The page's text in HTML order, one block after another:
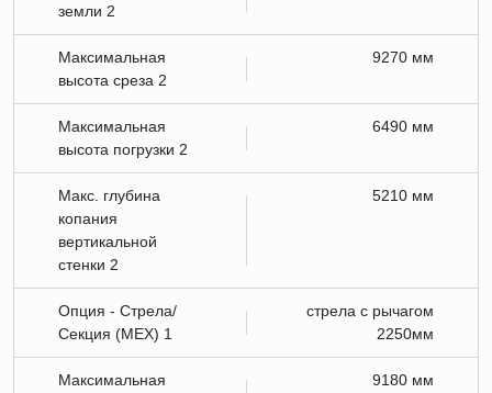
земли 2
Максимальная
высота среза 2
9270 мм
Максимальная
высота погрузки 2
6490 мм
Макс. глубина
копания
вертикальной
стенки 2
5210 мм
Опция - Стрела/
Секция (МЕХ) 1
стрела с рычагом
2250мм
Максимальная
9180 мм